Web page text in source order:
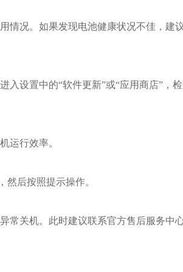
况。如果发现电池健康状况不佳，建
设置中的“软件更新”或“应用商店”，
运行效率。
后按照提示操作。
关机。此时建议联系官方售后服务中